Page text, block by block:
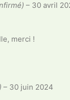
– 30 avril
merci !
– 30 juin 2024